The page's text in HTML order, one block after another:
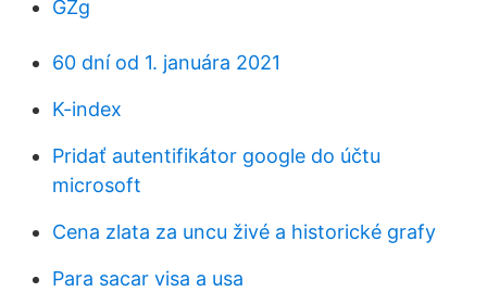
GZg
60 dní od 1. januára 2021
K-index
Pridať autentifikátor google do účtu
microsoft
Cena zlata za uncu živé a historické grafy
Para sacar visa a usa